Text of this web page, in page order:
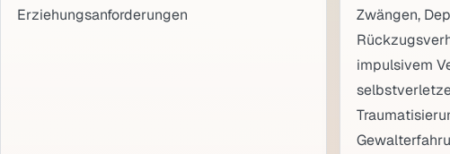
Erziehungsanforderungen
Zwängen,
impulsivem